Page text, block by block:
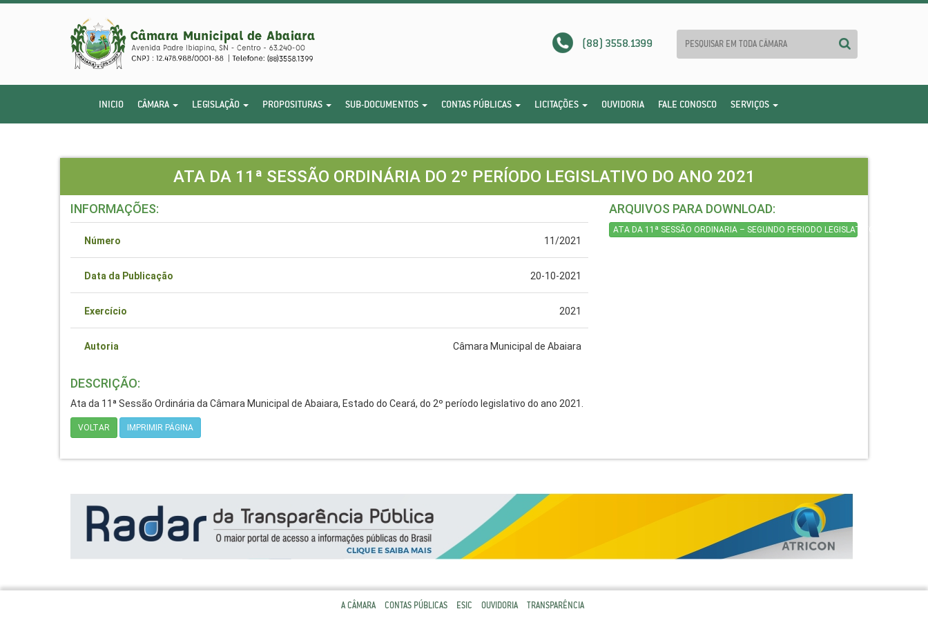
(88) 3558.1399
INICIO CÂMARA LEGISLAÇÃO PROPOSITURAS SUB-DOCUMENTOS CONTAS PÚBLICAS LICITAÇÕES OUVIDORIA FALE CONOSCO SERVIÇOS
ATA DA 11ª SESSÃO ORDINÁRIA DO 2º PERÍODO LEGISLATIVO DO ANO 2021
INFORMAÇÕES:
Número 11/2021
Data da Publicação 20-10-2021
Exercício 2021
Autoria Câmara Municipal de Abaiara
DESCRIÇÃO:
Ata da 11ª Sessão Ordinária da Câmara Municipal de Abaiara, Estado do Ceará, do 2º período legislativo do ano 2021.
VOLTAR IMPRIMIR PÁGINA
ARQUIVOS PARA DOWNLOAD:
ATA DA 11ª SESSÃO ORDINARIA – SEGUNDO PERIODO LEGISLATIVO
A CÂMARA CONTAS PÚBLICAS ESIC OUVIDORIA TRANSPARÊNCIA